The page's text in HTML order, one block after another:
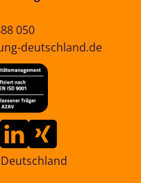
050
deutschland.de